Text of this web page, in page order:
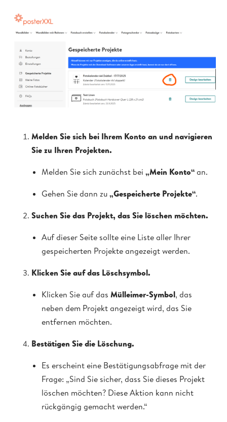
Melden Sie sich bei Ihrem Konto an und navigieren
Sie zu Ihren Projekten.
Melden Sie sich zunächst bei„Mein Konto“an.
Gehen Sie dann zu„Gespeicherte Projekte“.
Suchen Sie das Projekt, das Sie löschen möchten.
Auf dieser Seite sollte eine Liste aller Ihrer
gespeicherten Projekte angezeigt werden.
Klicken Sie auf das Löschsymbol.
Klicken Sie auf dasMülleimer-Symbol, das
neben dem Projekt angezeigt wird, das Sie
entfernen möchten.
Bestätigen Sie die Löschung.
Es erscheint eine Bestätigungsabfrage mit der
Frage: „Sind Sie sicher, dass Sie dieses Projekt
löschen möchten? Diese Aktion kann nicht
rückgängig gemacht werden.“